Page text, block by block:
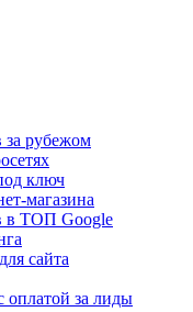
за рубежом
ключ
магазина
в ТОП Google
сайта
оплатой за лиды